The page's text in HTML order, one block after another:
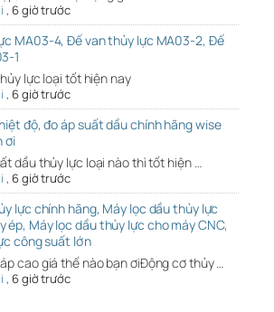
, 6 giờ trước
MA03-4, Đế van thủy lực MA03-2, Đế
1
lực loại tốt hiện nay
, 6 giờ trước
độ, đo áp suất dầu chính hãng wise
ơi
dầu thủy lực loại nào thì tốt hiện …
, 6 giờ trước
lực chính hãng, Máy lọc dầu thủy lực
ép, Máy lọc dầu thủy lực cho máy CNC,
công suất lớn
cao giá thế nào bạn ơiĐộng cơ thủy …
, 6 giờ trước